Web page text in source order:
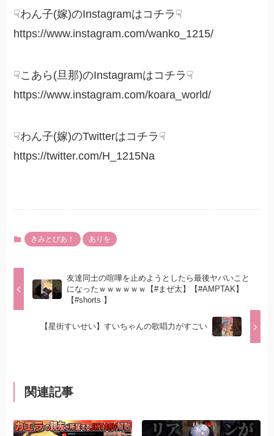
☟わん子(嫁)のInstagramはコチラ☟
https://www.instagram.com/wanko_1215/
☟こあら(旦那)のInstagramはコチラ☟
https://www.instagram.com/koara_world/
☟わん子(嫁)のTwitterはコチラ☟
https://twitter.com/H_1215Na
きみとぴあ！ ありを
友達同士の喧嘩を止めようとしたら最後ヤバいこと
になったｗｗｗｗｗｗ【#まぜ太】【#AMPTAK】
【#shorts 】
【星街すいせい】すいちゃんの歌唱力がすごい
関連記事